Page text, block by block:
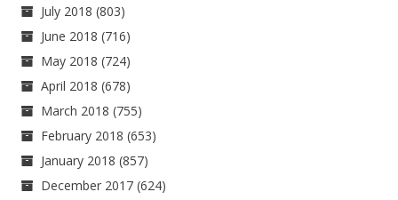
July 2018 (803)
June 2018 (716)
May 2018 (724)
April 2018 (678)
March 2018 (755)
February 2018 (653)
January 2018 (857)
December 2017 (624)